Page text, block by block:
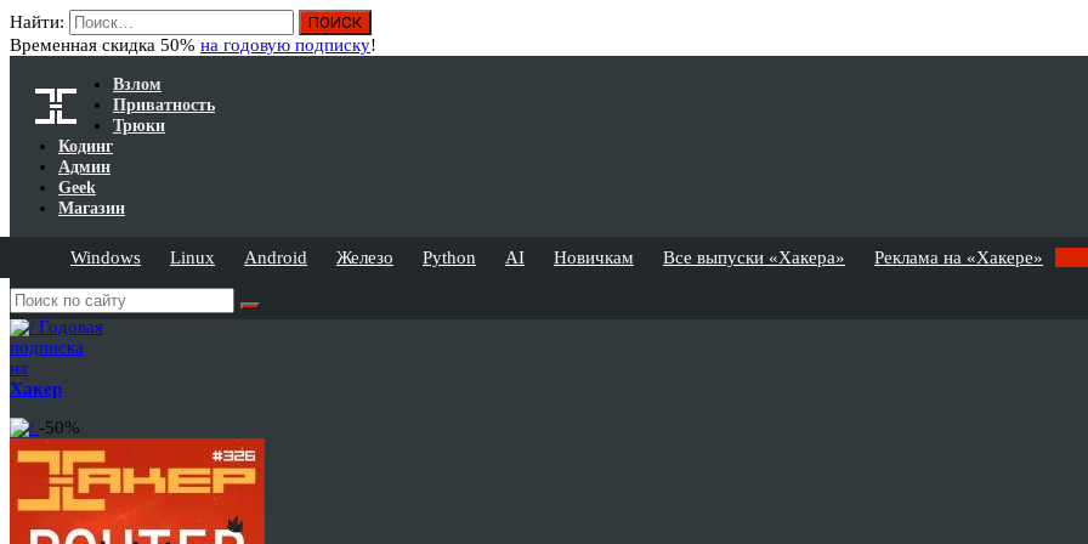
Найти:
Временная скидка 50% на годовую подписку!
Взлом
Приватность
Трюки
Кодинг
Админ
Geek
Магазин
Windows Linux Android Железо Python AI Новичкам Все выпуски «Хакера» Реклама на «Хакере»
Годовая
подписка
на
Хакер
-50%